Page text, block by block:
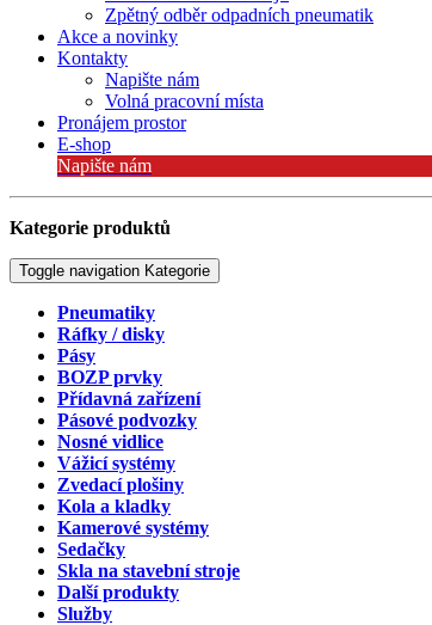
Zpětný odběr odpadních pneumatik
Akce a novinky
Kontakty
Napište nám
Volná pracovní místa
Pronájem prostor
E-shop
Napište nám
Kategorie produktů
Toggle navigation Kategorie
Pneumatiky
Ráfky / disky
Pásy
BOZP prvky
Přídavná zařízení
Pásové podvozky
Nosné vidlice
Vážicí systémy
Zvedací plošiny
Kola a kladky
Kamerové systémy
Sedačky
Skla na stavební stroje
Další produkty
Služby